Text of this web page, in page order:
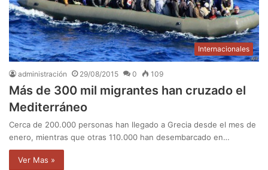
Internacionales
administración 29/08/2015 0 109
Más de 300 mil migrantes han cruzado el
Mediterráneo
Cerca de 200.000 personas han llegado a Grecia desde el mes de
enero, mientras que otras 110.000 han desembarcado en…
Ver Mas »